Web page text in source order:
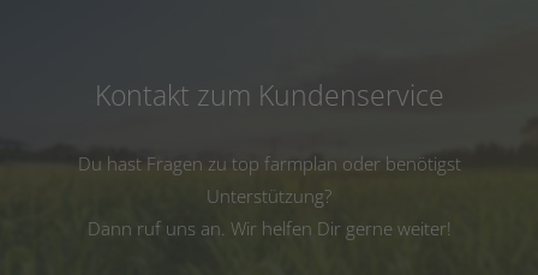
Kontakt zum Kundenservice
Du hast Fragen zu top farmplan oder benötigst
Unterstützung?
Dann ruf uns an. Wir helfen Dir gerne weiter!